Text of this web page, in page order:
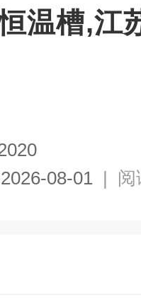
温槽,江
2026-08-01 | 阅